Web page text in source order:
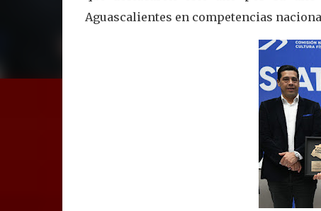
Aguascalientes en competencias